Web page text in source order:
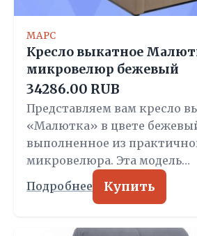
МАРС
Кресло выкатное
микровелюр бежевый
34286.00 RUB
Представляем вам кресло
«Малютка» в цвете
выполненное из
микровелюра. Эта модель…
Подробнее Купить